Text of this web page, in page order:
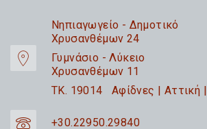
Nηπιαγωγείο - Δημοτικό
Χρυσανθέμων 24
Γυμνάσιο - Λύκειο
Χρυσανθέμων 11
TK. 19014 Αφίδνες | Αττική
+30.22950.29840